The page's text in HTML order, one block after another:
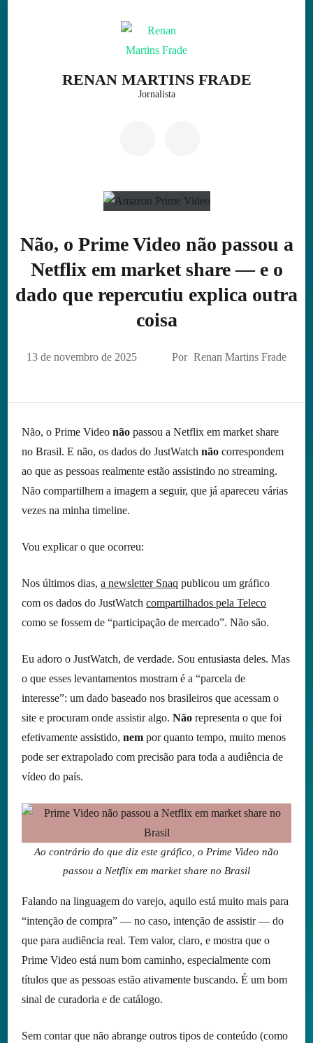
RENAN MARTINS FRADE
Jornalista
Não, o Prime Video não passou a
Netflix em market share — e o
dado que repercutiu explica outra
coisa
13 de novembro de 2025 Por Renan Martins Frade
Não, o Prime Videonão passou a Netflix em market share
no Brasil. E não, os dados do JustWatchnão correspondem
ao que as pessoas realmente estão assistindo no streaming.
Não compartilhem a imagem a seguir, que já apareceu várias
vezes na minha timeline.
Vou explicar o que ocorreu:
Nos últimos dias,a newsletter Snaq publicou um gráfico
com os dados do JustWatchcompartilhados pela Teleco
como se fossem de “participação de mercado”. Não são.
Eu adoro o JustWatch, de verdade. Sou entusiasta deles. Mas
o que esses levantamentos mostram é a “parcela de
interesse”: um dado baseado nos brasileiros que acessam o
site e procuram onde assistir algo.Não representa o que foi
efetivamente assistido,nem por quanto tempo, muito menos
pode ser extrapolado com precisão para toda a audiência de
vídeo do país.
Ao contrário do que diz este gráfico, o Prime Video não
passou a Netflix em market share no Brasil
Falando na linguagem do varejo, aquilo está muito mais para
“intenção de compra” — no caso, intenção de assistir — do
que para audiência real. Tem valor, claro, e mostra que o
Prime Video está num bom caminho, especialmente com
títulos que as pessoas estão ativamente buscando. É um bom
sinal de curadoria e de catálogo.
Sem contar que não abrange outros tipos de conteúdo (como